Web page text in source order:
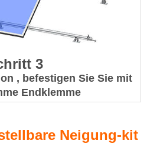
3
, befestigen Sie Sie mit
Endklemme
Neigung-kit